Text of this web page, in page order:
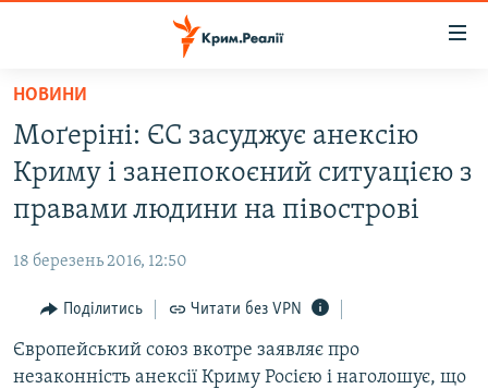
Перейти
основного
матеріалу
Перейти
до
основної
навігації
Перейти
пошуку
ВОДА.КРИМ
ВІДЕО ТА ФОТО
БЛОГИ
ПОГЛЯД
ІНТЕРВ'Ю
НОВИНИ
Моґеріні: ЄС засуджує анексію
Криму і занепокоєний ситуацією з
правами людини на півострові
18 березень 2016, 12:50
Поділитись Читати без VPN
Європейський союз вкотре заявляє про
незаконність анексії Криму Росією і наголошує, що